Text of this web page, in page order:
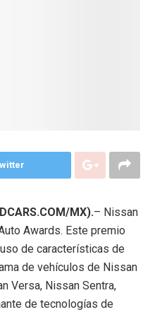
MX).– Nissan
Awards. Este premio
de características de
de vehículos de Nissan
Versa, Nissan Sentra,
de tecnologías de